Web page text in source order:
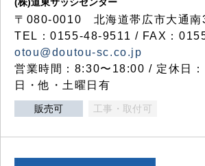
〒080-0010 北海道帯広市大通南
TEL：0155-48-9511 / FAX：
otou@doutou-sc.co.jp
営業時間：8:30〜18:00 / 定休日：
日・他・土曜日有
販売可 工事・取付可